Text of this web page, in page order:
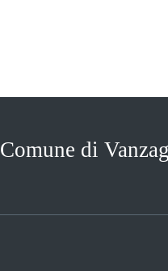
Comune di